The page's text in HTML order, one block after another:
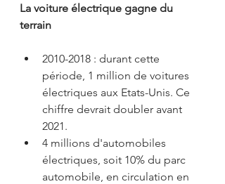
La voiture électrique gagne du
terrain
2010-2018 : durant cette
période, 1 million de voitures
électriques aux Etats-Unis. Ce
chiffre devrait doubler avant
2021.
4 millions d'automobiles
électriques, soit 10% du parc
automobile, en circulation en